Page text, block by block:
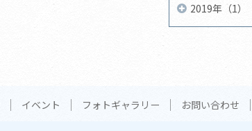
2019年（1）
イベント フォトギャラリー お問い合わせ